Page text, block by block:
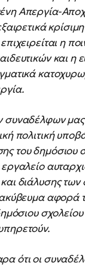
Απεργία-
κρίσιμη
η
και η
συναδέλφων μας
πολιτική
του δημόσιου
διάλυσης των
αφορά
ότι οι